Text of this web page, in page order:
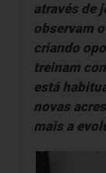
através de
observam
criando
treinam
está
novas
mais a